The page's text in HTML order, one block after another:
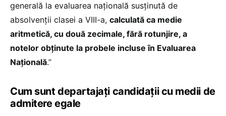
generală la evaluarea națională susținută de
absolvenții clasei a VIII-a, calculată ca medie
aritmetică, cu două zecimale, fără rotunjire, a
notelor obținute la probele incluse în Evaluarea
Națională.”
Cum sunt departajați candidații cu medii de
admitere egale